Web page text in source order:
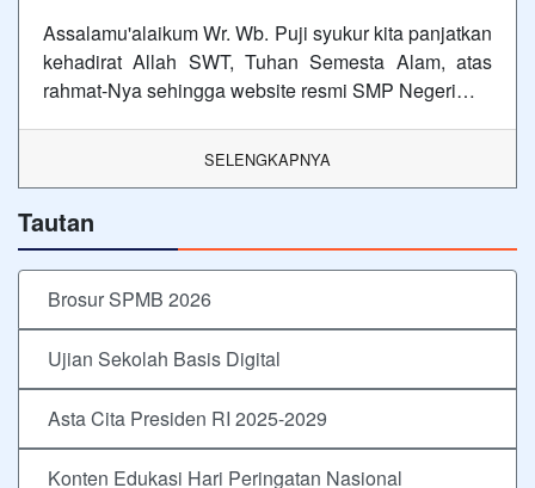
Assalamu'alaikum Wr. Wb. Puji syukur kita panjatkan
kehadirat Allah SWT, Tuhan Semesta Alam, atas
rahmat-Nya sehingga website resmi SMP Negeri…
SELENGKAPNYA
Tautan
Brosur SPMB 2026
Ujian Sekolah Basis Digital
Asta Cita Presiden RI 2025-2029
Konten Edukasi Hari Peringatan Nasional